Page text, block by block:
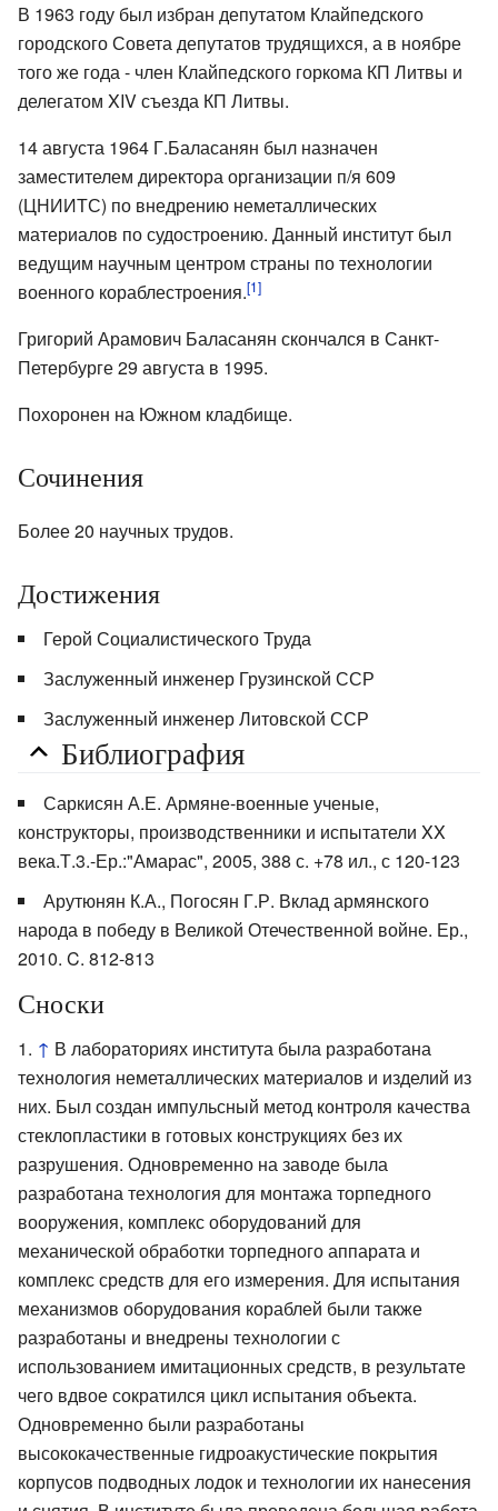
В 1963 году был избран депутатом Клайпедского
городского Совета депутатов трудящихся, а в ноябре
того же года - член Клайпедского горкома КП Литвы и
делегатом XIV съезда КП Литвы.
14 августа 1964 Г.Баласанян был назначен
заместителем директора организации п/я 609
(ЦНИИТС) по внедрению неметаллических
материалов по судостроению. Данный институт был
ведущим научным центром страны по технологии
военного кораблестроения.[1]
Григорий Арамович Баласанян скончался в Санкт-
Петербурге 29 августа в 1995.
Похоронен на Южном кладбище.
Сочинения
Более 20 научных трудов.
Достижения
Герой Социалистического Труда
Заслуженный инженер Грузинской ССР
Заслуженный инженер Литовской ССР
Библиография
Саркисян А.Е. Армяне-военные ученые,
конструкторы, производственники и испытатели XX
века.Т.3.-Ер.:"Амарас", 2005, 388 с. +78 ил., с 120-123
Арутюнян К.А., Погосян Г.Р. Вклад армянского
народа в победу в Великой Отечественной войне. Ер.,
2010. C. 812-813
Сноски
↑ В лабораториях института была разработана
технология неметаллических материалов и изделий из
них. Был создан импульсный метод контроля качества
стеклопластики в готовых конструкциях без их
разрушения. Одновременно на заводе была
разработана технология для монтажа торпедного
вооружения, комплекс оборудований для
механической обработки торпедного аппарата и
комплекс средств для его измерения. Для испытания
механизмов оборудования кораблей были также
разработаны и внедрены технологии с
использованием имитационных средств, в результате
чего вдвое сократился цикл испытания объекта.
Одновременно были разработаны
высококачественные гидроакустические покрытия
корпусов подводных лодок и технологии их нанесения